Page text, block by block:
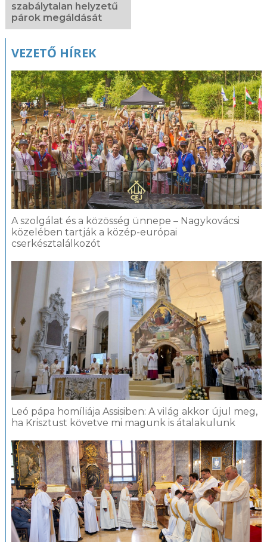
szabálytalan helyzetű
párok megáldását
VEZETŐ HÍREK
A szolgálat és a közösség ünnepe – Nagykovácsi
közelében tartják a közép-európai
cserkésztalálkozót
Leó pápa homíliája Assisiben: A világ akkor újul meg,
ha Krisztust követve mi magunk is átalakulunk